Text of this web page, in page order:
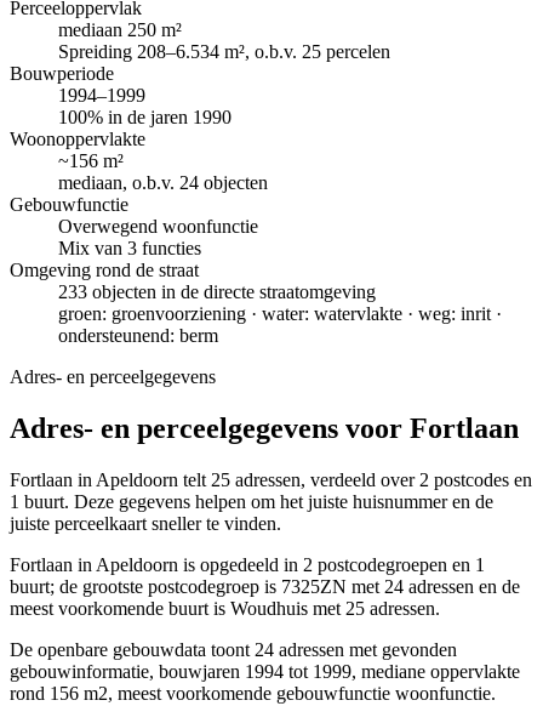
Perceeloppervlak
mediaan 250 m²
Spreiding 208–6.534 m², o.b.v. 25 percelen
Bouwperiode
1994–1999
100% in de jaren 1990
Woonoppervlakte
~156 m²
mediaan, o.b.v. 24 objecten
Gebouwfunctie
Overwegend woonfunctie
Mix van 3 functies
Omgeving rond de straat
233 objecten in de directe straatomgeving
groen: groenvoorziening · water: watervlakte · weg: inrit ·
ondersteunend: berm
Adres- en perceelgegevens
Adres- en perceelgegevens voor Fortlaan
Fortlaan in Apeldoorn telt 25 adressen, verdeeld over 2 postcodes en
1 buurt. Deze gegevens helpen om het juiste huisnummer en de
juiste perceelkaart sneller te vinden.
Fortlaan in Apeldoorn is opgedeeld in 2 postcodegroepen en 1
buurt; de grootste postcodegroep is 7325ZN met 24 adressen en de
meest voorkomende buurt is Woudhuis met 25 adressen.
De openbare gebouwdata toont 24 adressen met gevonden
gebouwinformatie, bouwjaren 1994 tot 1999, mediane oppervlakte
rond 156 m2, meest voorkomende gebouwfunctie woonfunctie.